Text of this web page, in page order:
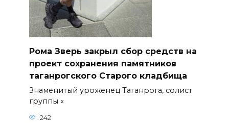
Рома Зверь закрыл сбор средств на
проект сохранения памятников
таганрогского Старого кладбища
Знаменитый уроженец Таганрога, солист
группы «
242